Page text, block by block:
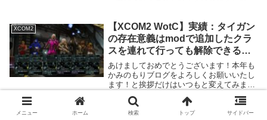
どありません。ワークショップの説明文を
機械翻訳し...
XCOM2
【XCOM2 WotC】実績：タイガン
の存在意義はmodで追加したクラ
スを連れて行っても解除できるの
か
あけましておめでとうございます！本年も
かみのもりブログをよろしくお願いいたし
ます！と挨拶だけはいつもと変えてみまし
どおりマイペースに更新しています。今回
はタイトルの通り難易度ルーキーでも解除
メニュー ホーム 検索 トップ サイドバー